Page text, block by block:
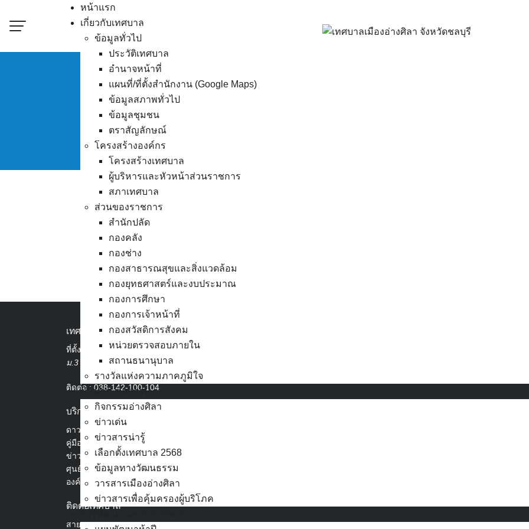
หน้าแรก
เกี่ยวกับเทศบาล
ข้อมูลทั่วไป
ประวัติเทศบาล
อำนาจหน้าที่
แผนที่/ที่ตั้งสำนักงาน (Google Maps)
ข้อมูลสภาพทั่วไป
ข้อมูลชุมชน
ตราสัญลักษณ์
โครงสร้างองค์กร
โครงสร้างเทศบาล
ผู้บริหารและหัวหน้าส่วนราชการ
สภาเทศบาล
ส่วนของราชการ
สำนักปลัด
กองคลัง
กองช่าง
กองสาธารณสุขและสิ่งแวดล้อม
กองยุทธศาสตร์และงบประมาณ
กองการศึกษา
กองการเจ้าหน้าที่
กองสวัสดิการสังคม
หน่วยตรวจสอบภายใน
สถานธนานุบาล
รางวัลแห่งความภาคภูมิใจ
ข่าวสาร กิจกรรม
กิจกรรมอ่างศิลา
ข่าวเด่น
ข่าวสารน่ารู้
เลือกตั้งเทศบาล 2568
ข้อมูลทางวัฒนธรรม
วารสารเมืองอ่างศิลา
ข่าวสารเพื่อคุ้มครองผู้บริโภค
เทศบาลเมืองอ่างศิลา
ที่ตั้ง :
สำนักงานเทศบาลเมืองอ่างศิลา 90/338
ม.3 ต.เสม็ด อ.เมือง จ.ชลบุรี 20000
ติดต่อ : 038-142-100-104
บริการประชาชน
ดาวน์โหลดแบบฟอร์ม, เอกสาร
คู่มือสำหรับประชาชน/คู่มือการปฏิบัติงาน
ข่าวสารน่ารู้
ศุนย์ข้อมูลข่าวสารอิเล็กทรอนิกส์
องค์ความรู้ (Knowledge Management)
ติดต่อเทศบาล
สายตรงนายก